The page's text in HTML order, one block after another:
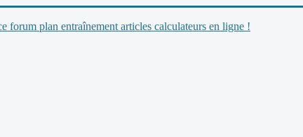
forum plan entraînement articles calculateurs en ligne !